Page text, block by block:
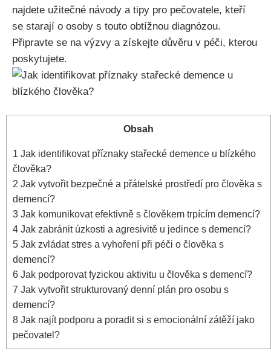
najdete užitečné návody a tipy pro pečovatele, kteří
se starají o osoby s touto obtížnou diagnózou.
Připravte se na výzvy a získejte důvěru v péči, kterou
poskytujete.
Obsah
1 Jak identifikovat příznaky stařecké demence u blízkého
člověka?
2 Jak vytvořit bezpečné a přátelské prostředí pro člověka s
demencí?
3 Jak komunikovat efektivně s člověkem trpícím demencí?
4 Jak zabránit úzkosti a agresivitě u jedince s demencí?
5 Jak zvládat stres a vyhoření při péči o člověka s
demencí?
6 Jak podporovat fyzickou aktivitu u člověka s demencí?
7 Jak vytvořit strukturovaný denní plán pro osobu s
demencí?
8 Jak najít podporu a poradit si s emocionální zátěží jako
pečovatel?